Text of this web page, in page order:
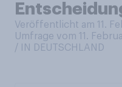
Veröffentlicht am 11.
Umfrage vom 11.
/ IN DEUTSCHLAND